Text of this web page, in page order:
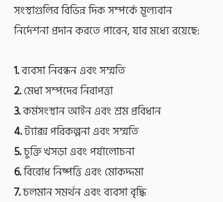
সংস্থাগুলির বিভিন্ন দিক সম্পর্কে মূল্যবান
নির্দেশনা প্রদান করতে পারেন, যার মধ্যে রয়েছে:
1.ব্যবসা নিবন্ধন এবং সম্মতি
2.মেধা সম্পদের নিরাপত্তা
3.কর্মসংস্থান আইন এবং শ্রম প্রবিধান
4.ট্যাক্স পরিকল্পনা এবং সম্মতি
5.চুক্তি খসড়া এবং পর্যালোচনা
6.বিরোধ নিষ্পত্তি এবং মোকদ্দমা
7.চলমান সমর্থন এবং ব্যবসা বৃদ্ধি